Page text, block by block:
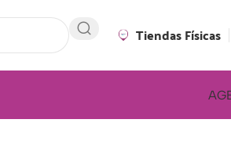
Tiendas Físicas